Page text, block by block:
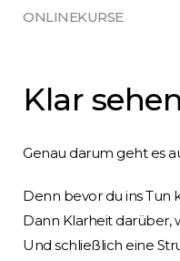
ONLINEKURSE
Klar
Genau darum geht es
Denn bevor du ins Tun
Dann Klarheit darüber,
Und schließlich eine